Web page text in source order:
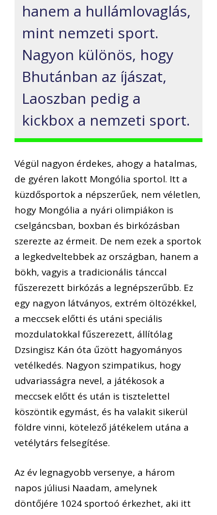
hanem a hullámlovaglás,
mint nemzeti sport.
Nagyon különös, hogy
Bhutánban az íjászat,
Laoszban pedig a
kickbox a nemzeti sport.
Végül nagyon érdekes, ahogy a hatalmas,
de gyéren lakott Mongólia sportol. Itt a
küzdősportok a népszerűek, nem véletlen,
hogy Mongólia a nyári olimpiákon is
cselgáncsban, boxban és birkózásban
szerezte az érmeit. De nem ezek a sportok
a legkedveltebbek az országban, hanem a
bökh, vagyis a tradicionális tánccal
fűszerezett birkózás a legnépszerűbb. Ez
egy nagyon látványos, extrém öltözékkel,
a meccsek előtti és utáni speciális
mozdulatokkal fűszerezett, állítólag
Dzsingisz Kán óta űzött hagyományos
vetélkedés. Nagyon szimpatikus, hogy
udvariasságra nevel, a játékosok a
meccsek előtt és után is tisztelettel
köszöntik egymást, és ha valakit sikerül
földre vinni, kötelező játékelem utána a
vetélytárs felsegítése.
Az év legnagyobb versenye, a három
napos júliusi Naadam, amelynek
döntőjére 1024 sportoó érkezhet, aki itt